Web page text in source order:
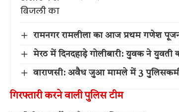
रामनगर रामलीला का आज प्रथम गणेश
मेरठ में दिनदहाड़े गोलीबारी: युवक ने
वाराणसी: अवैध जुआ मामले में 3 पुलिसकर्मी
गिरफ्तारी करने वाली पुलिस टीम